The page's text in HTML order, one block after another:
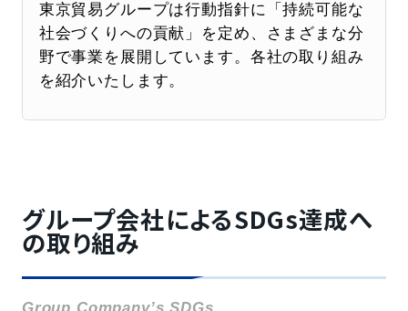
東京貿易グループは行動指針に「持続可能な
社会づくりへの貢献」を定め、さまざまな分
野で事業を展開しています。各社の取り組み
を紹介いたします。
グループ会社によるSDGs達成へ
の取り組み